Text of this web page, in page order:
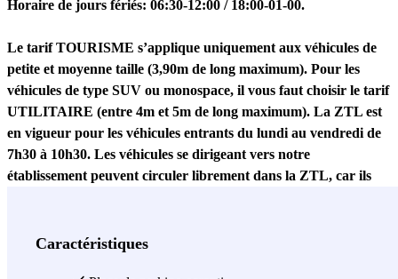
Horaire de jours fériés: 06:30-12:00 / 18:00-01-00.
Le tarif TOURISME s’applique uniquement aux véhicules de
petite et moyenne taille (3,90m de long maximum). Pour les
véhicules de type SUV ou monospace, il vous faut choisir le tarif
UTILITAIRE (entre 4m et 5m de long maximum). La ZTL est
en vigueur pour les véhicules entrants du lundi au vendredi de
7h30 à 10h30. Les véhicules se dirigeant vers notre
établissement peuvent circuler librement dans la ZTL, car ils
d’autres restrictions, telles que les zones piétonnes ou les voies
Caractéristiques